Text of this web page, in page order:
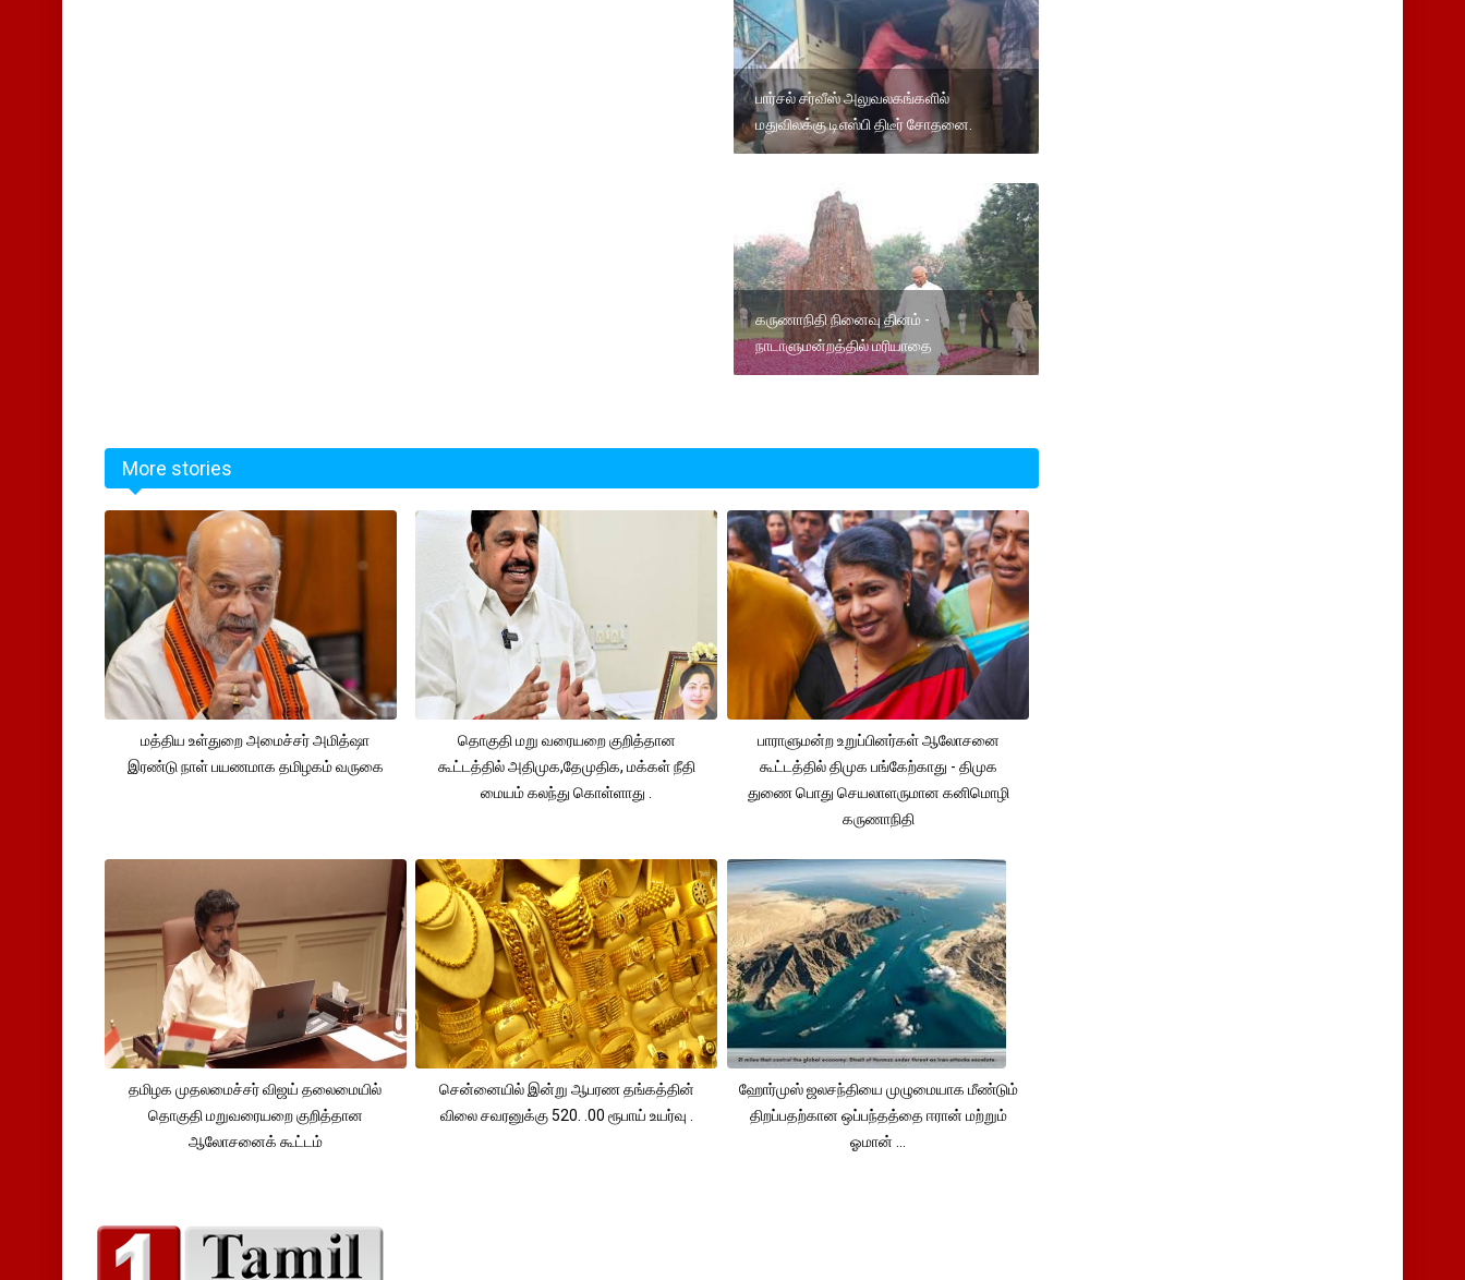
பார்சல் சர்வீஸ் அலுவலகங்களில்
மதுவிலக்கு டிஎஸ்பி திடீர் சோதனை.
கருணாநிதி நினைவு தினம் -
நாடாளுமன்றத்தில் மரியாதை
More stories
மத்திய உள்துறை அமைச்சர் அமித்ஷா
இரண்டு நாள் பயணமாக தமிழகம் வருகை
தொகுதி மறு வரையறை குறித்தான
கூட்டத்தில் அதிமுக,தேமுதிக, மக்கள் நீதி
மையம் கலந்து கொள்ளாது .
பாராளுமன்ற உறுப்பினர்கள் ஆலோசனை
கூட்டத்தில் திமுக பங்கேற்காது - திமுக
துணை பொது செயலாளருமான கனிமொழி
கருணாநிதி
தமிழக முதலமைச்சர் விஜய் தலைமையில்
தொகுதி மறுவரையறை குறித்தான
ஆலோசனைக் கூட்டம்
சென்னையில் இன்று ஆபரண தங்கத்தின்
விலை சவரனுக்கு 520. .00 ரூபாய் உயர்வு .
ஹோர்முஸ் ஜலசந்தியை முழுமையாக மீண்டும்
திறப்பதற்கான ஒப்பந்தத்தை ஈரான் மற்றும்
ஓமான் ...